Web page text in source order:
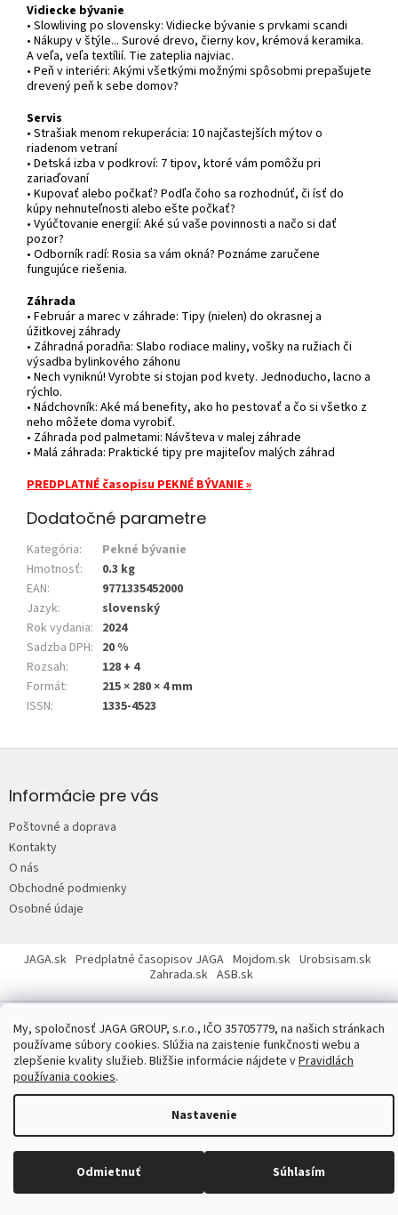
My, spoločnosť JAGA GROUP, s.r.o., IČO 35705779, na našich stránkach
používame súbory cookies. Slúžia na zaistenie funkčnosti webu a
zlepšenie kvality služieb. Bližšie informácie nájdete vPravidlách
používania cookies.
Nastavenie
Odmietnuť Súhlasím
Vidiecke bývanie
• Slowliving po slovensky: Vidiecke bývanie s prvkami scandi
• Nákupy v štýle... Surové drevo, čierny kov, krémová keramika.
A veľa, veľa textílií. Tie zateplia najviac.
• Peň v interiéri: Akými všetkými možnými spôsobmi prepašujete
drevený peň k sebe domov?
Servis
• Strašiak menom rekuperácia: 10 najčastejších mýtov o
riadenom vetraní
• Detská izba v podkroví: 7 tipov, ktoré vám pomôžu pri
zariaďovaní
• Kupovať alebo počkať? Podľa čoho sa rozhodnúť, či ísť do
kúpy nehnuteľnosti alebo ešte počkať?
• Vyúčtovanie energií: Aké sú vaše povinnosti a načo si dať
pozor?
• Odborník radí: Rosia sa vám okná? Poznáme zaručene
fungujúce riešenia.
Záhrada
• Február a marec v záhrade: Tipy (nielen) do okrasnej a
úžitkovej záhrady
• Záhradná poradňa: Slabo rodiace maliny, vošky na ružiach či
výsadba bylinkového záhonu
• Nech vyniknú! Vyrobte si stojan pod kvety. Jednoducho, lacno a
rýchlo.
• Nádchovník: Aké má benefity, ako ho pestovať a čo si všetko z
neho môžete doma vyrobiť.
• Záhrada pod palmetami: Návšteva v malej záhrade
• Malá záhrada: Praktické tipy pre majiteľov malých záhrad
PREDPLATNÉ časopisu PEKNÉ BÝVANIE »
Dodatočné parametre
Kategória:
Pekné bývanie
Hmotnosť:
0.3 kg
EAN:
9771335452000
Jazyk:
slovenský
Rok vydania: 2024
Sadzba DPH: 20 %
Rozsah:
128 + 4
Formát:
215 × 280 × 4 mm
ISSN: 1335-4523
p
e
Informácie pre vás
Poštovné a doprava
Kontakty
O nás
Obchodné podmienky
Osobné údaje
JAGA.sk Predplatné časopisov JAGA Mojdom.sk Urobsisam.sk
Zahrada.sk ASB.sk
Copyright 2026JAGASTORE.sk
nastavenie cookies